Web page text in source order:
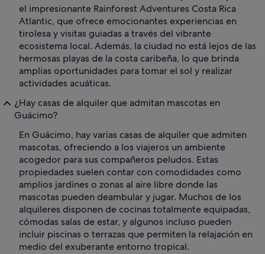
el impresionante Rainforest Adventures Costa Rica
Atlantic, que ofrece emocionantes experiencias en
tirolesa y visitas guiadas a través del vibrante
ecosistema local. Además, la ciudad no está lejos de las
hermosas playas de la costa caribeña, lo que brinda
amplias oportunidades para tomar el sol y realizar
actividades acuáticas.
¿Hay casas de alquiler que admitan mascotas en
Guácimo?
En Guácimo, hay varias casas de alquiler que admiten
mascotas, ofreciendo a los viajeros un ambiente
acogedor para sus compañeros peludos. Estas
propiedades suelen contar con comodidades como
amplios jardines o zonas al aire libre donde las
mascotas pueden deambular y jugar. Muchos de los
alquileres disponen de cocinas totalmente equipadas,
cómodas salas de estar, y algunos incluso pueden
incluir piscinas o terrazas que permiten la relajación en
medio del exuberante entorno tropical.